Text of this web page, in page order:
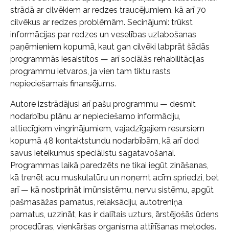
strādā ar cilvēkiem ar redzes traucējumiem, kā arī 70
cilvēkus ar redzes problēmām. Secinājumi: trūkst
informācijas par redzes un veselības uzlabošanas
paņēmieniem kopumā, kaut gan cilvēki labprāt šādās
programmās iesaistītos — arī sociālās rehabilitācijas
programmu ietvaros, ja vien tam tiktu rasts
nepieciešamais finansējums.
Autore izstrādājusi arī pašu programmu — desmit
nodarbību plānu ar nepieciešamo informāciju,
attiecīgiem vingrinājumiem, vajadzīgajiem resursiem
kopumā 48 kontaktstundu nodarbībām, kā arī dod
savus ieteikumus speciālistu sagatavošanai.
Programmas laikā paredzēts ne tikai iegūt zināšanas,
kā trenēt acu muskulatūru un noņemt acīm spriedzi, bet
arī — kā nostiprināt imūnsistēmu, nervu sistēmu, apgūt
pašmasāžas pamatus, relaksāciju, autotreniņa
pamatus, uzzināt, kas ir dalītais uzturs, ārstējošās ūdens
procedūras, vienkāršas organisma attīrīšanas metodes.